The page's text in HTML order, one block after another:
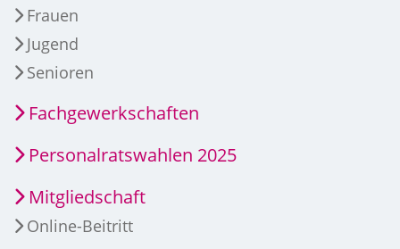
Frauen
Jugend
Senioren
Fachgewerkschaften
Personalratswahlen 2025
Mitgliedschaft
Online-Beitritt